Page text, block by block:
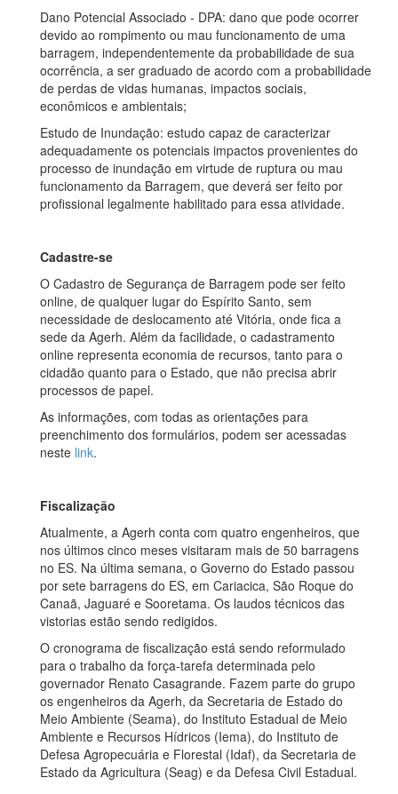
Dano Potencial Associado - DPA: dano que pode ocorrer
devido ao rompimento ou mau funcionamento de uma
barragem, independentemente da probabilidade de sua
ocorrência, a ser graduado de acordo com a probabilidade
de perdas de vidas humanas, impactos sociais,
econômicos e ambientais;
Estudo de Inundação: estudo capaz de caracterizar
adequadamente os potenciais impactos provenientes do
processo de inundação em virtude de ruptura ou mau
funcionamento da Barragem, que deverá ser feito por
profissional legalmente habilitado para essa atividade.
Cadastre-se
O Cadastro de Segurança de Barragem pode ser feito
online, de qualquer lugar do Espírito Santo, sem
necessidade de deslocamento até Vitória, onde fica a
sede da Agerh. Além da facilidade, o cadastramento
online representa economia de recursos, tanto para o
cidadão quanto para o Estado, que não precisa abrir
processos de papel.
As informações, com todas as orientações para
preenchimento dos formulários, podem ser acessadas
neste link.
Fiscalização
Atualmente, a Agerh conta com quatro engenheiros, que
nos últimos cinco meses visitaram mais de 50 barragens
no ES. Na última semana, o Governo do Estado passou
por sete barragens do ES, em Cariacica, São Roque do
Canaã, Jaguaré e Sooretama. Os laudos técnicos das
vistorias estão sendo redigidos.
O cronograma de fiscalização está sendo reformulado
para o trabalho da força-tarefa determinada pelo
governador Renato Casagrande. Fazem parte do grupo
os engenheiros da Agerh, da Secretaria de Estado do
Meio Ambiente (Seama), do Instituto Estadual de Meio
Ambiente e Recursos Hídricos (Iema), do Instituto de
Defesa Agropecuária e Florestal (Idaf), da Secretaria de
Estado da Agricultura (Seag) e da Defesa Civil Estadual.